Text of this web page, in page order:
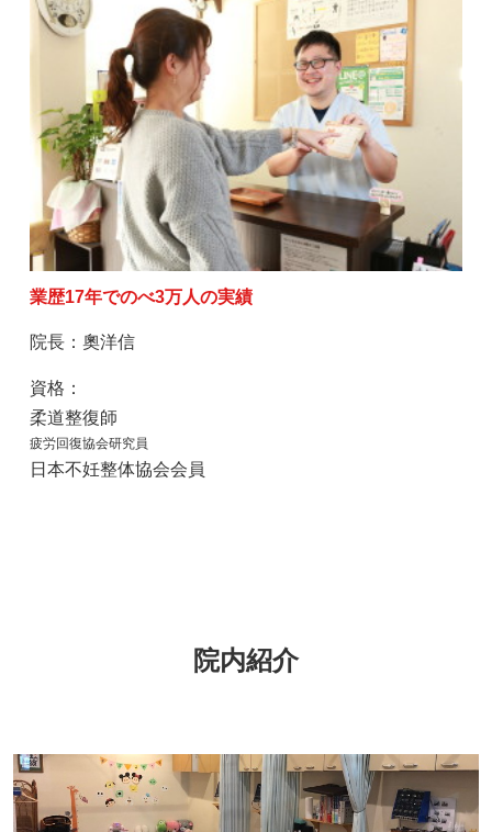
業歴17年でのべ3万人の実績
院長：奧洋信
資格：
柔道整復師
疲労回復協会研究員
日本不妊整体協会会員
院内紹介